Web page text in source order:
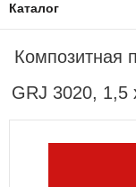
Каталог
Композитная
GRJ 3020, 1,5